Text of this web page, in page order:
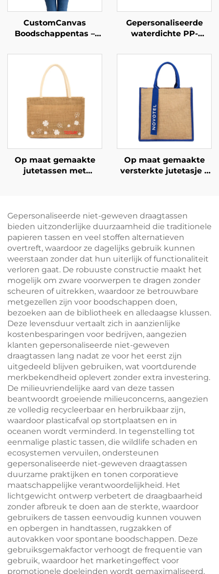
CustomCanvas
Boodschappentas –
essentieel
Gepersonaliseerde
waterdichte PP-
boodschappentassen –
Stijlvolle,
milieuvriendelijke
gemerkte
draagzakken voor
mode-retail
Op maat gemaakte
jutetassen met
bulkverpakking –
herbruikbaar, ideaal
voor picknicks,
kamperen,
strandbezoeken en
buitenactiviteiten
Op maat gemaakte
versterkte jutetasje –
optimale
merkzichtbaarheid
Gepersonaliseerde niet-geweven draagtassen
bieden uitzonderlijke duurzaamheid die traditionele
papieren tassen en veel stoffen alternatieven
overtreft, waardoor ze dagelijks gebruik kunnen
weerstaan zonder dat hun uiterlijk of functionaliteit
verloren gaat. De robuuste constructie maakt het
mogelijk om zware voorwerpen te dragen zonder
scheuren of uitrekken, waardoor ze betrouwbare
metgezellen zijn voor boodschappen doen,
bezoeken aan de bibliotheek en alledaagse klussen.
Deze levensduur vertaalt zich in aanzienlijke
kostenbesparingen voor bedrijven, aangezien
klanten gepersonaliseerde niet-geweven
draagtassen lang nadat ze voor het eerst zijn
uitgedeeld blijven gebruiken, wat voortdurende
merkbekendheid oplevert zonder extra investering.
De milieuvriendelijke aard van deze tassen
beantwoordt groeiende milieuconcerns, aangezien
ze volledig recycleerbaar en herbruikbaar zijn,
waardoor plasticafval op stortplaatsen en in
oceanen wordt verminderd. In tegenstelling tot
eenmalige plastic tassen, die wildlife schaden en
ecosystemen vervuilen, ondersteunen
gepersonaliseerde niet-geweven draagtassen
duurzame praktijken en tonen corporatieve
maatschappelijke verantwoordelijkheid. Het
lichtgewicht ontwerp verbetert de draagbaarheid
zonder afbreuk te doen aan de sterkte, waardoor
gebruikers de tassen eenvoudig kunnen vouwen
en opbergen in handtassen, rugzakken of
autovakken voor spontane boodschappen. Deze
gebruiksgemakfactor verhoogt de frequentie van
gebruik, waardoor het marketingeffect voor
promotionele doeleinden wordt gemaximaliseerd.